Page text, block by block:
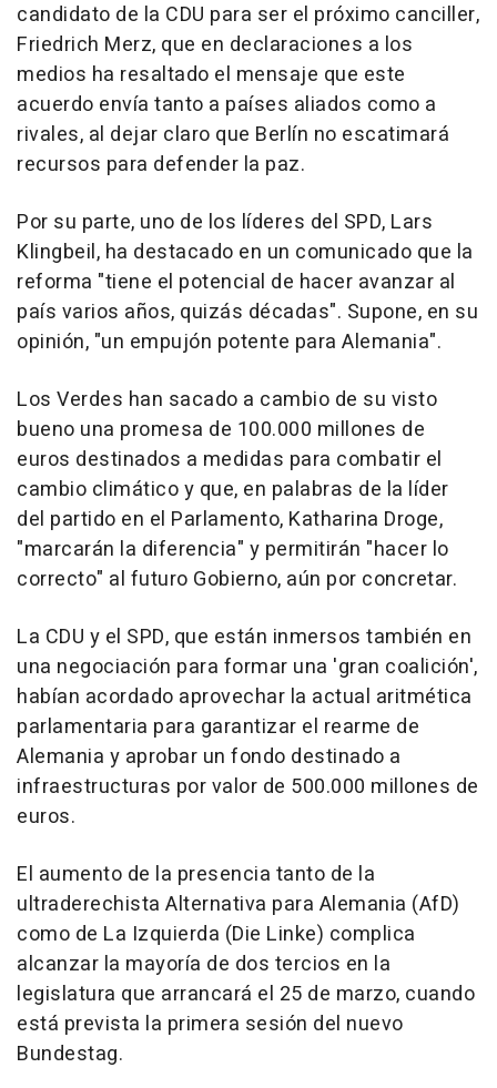
candidato de la CDU para ser el próximo canciller,
Friedrich Merz, que en declaraciones a los
medios ha resaltado el mensaje que este
acuerdo envía tanto a países aliados como a
rivales, al dejar claro que Berlín no escatimará
recursos para defender la paz.
Por su parte, uno de los líderes del SPD, Lars
Klingbeil, ha destacado en un comunicado que la
reforma "tiene el potencial de hacer avanzar al
país varios años, quizás décadas". Supone, en su
opinión, "un empujón potente para Alemania".
Los Verdes han sacado a cambio de su visto
bueno una promesa de 100.000 millones de
euros destinados a medidas para combatir el
cambio climático y que, en palabras de la líder
del partido en el Parlamento, Katharina Droge,
"marcarán la diferencia" y permitirán "hacer lo
correcto" al futuro Gobierno, aún por concretar.
La CDU y el SPD, que están inmersos también en
una negociación para formar una 'gran coalición',
habían acordado aprovechar la actual aritmética
parlamentaria para garantizar el rearme de
Alemania y aprobar un fondo destinado a
infraestructuras por valor de 500.000 millones de
euros.
El aumento de la presencia tanto de la
ultraderechista Alternativa para Alemania (AfD)
como de La Izquierda (Die Linke) complica
alcanzar la mayoría de dos tercios en la
legislatura que arrancará el 25 de marzo, cuando
está prevista la primera sesión del nuevo
Bundestag.